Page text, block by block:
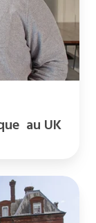
au UK